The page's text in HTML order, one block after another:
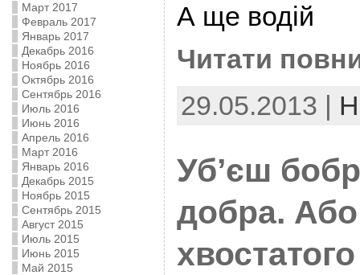
Март 2017
Февраль 2017
Январь 2017
Декабрь 2016
Ноябрь 2016
Октябрь 2016
Сентябрь 2016
Июль 2016
Июнь 2016
Апрель 2016
Март 2016
Январь 2016
Декабрь 2015
Ноябрь 2015
Сентябрь 2015
Август 2015
Июль 2015
Июнь 2015
Май 2015
А ще водій
Читати
29.05.2013 |
Уб’єш
добра.
хвостатого